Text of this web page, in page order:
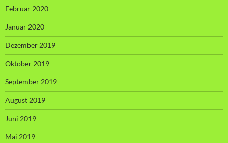
Februar 2020
Januar 2020
Dezember 2019
Oktober 2019
September 2019
August 2019
Juni 2019
Mai 2019